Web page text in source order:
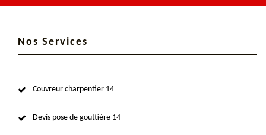
Nos Services
Couvreur charpentier 14
Devis pose de gouttière 14